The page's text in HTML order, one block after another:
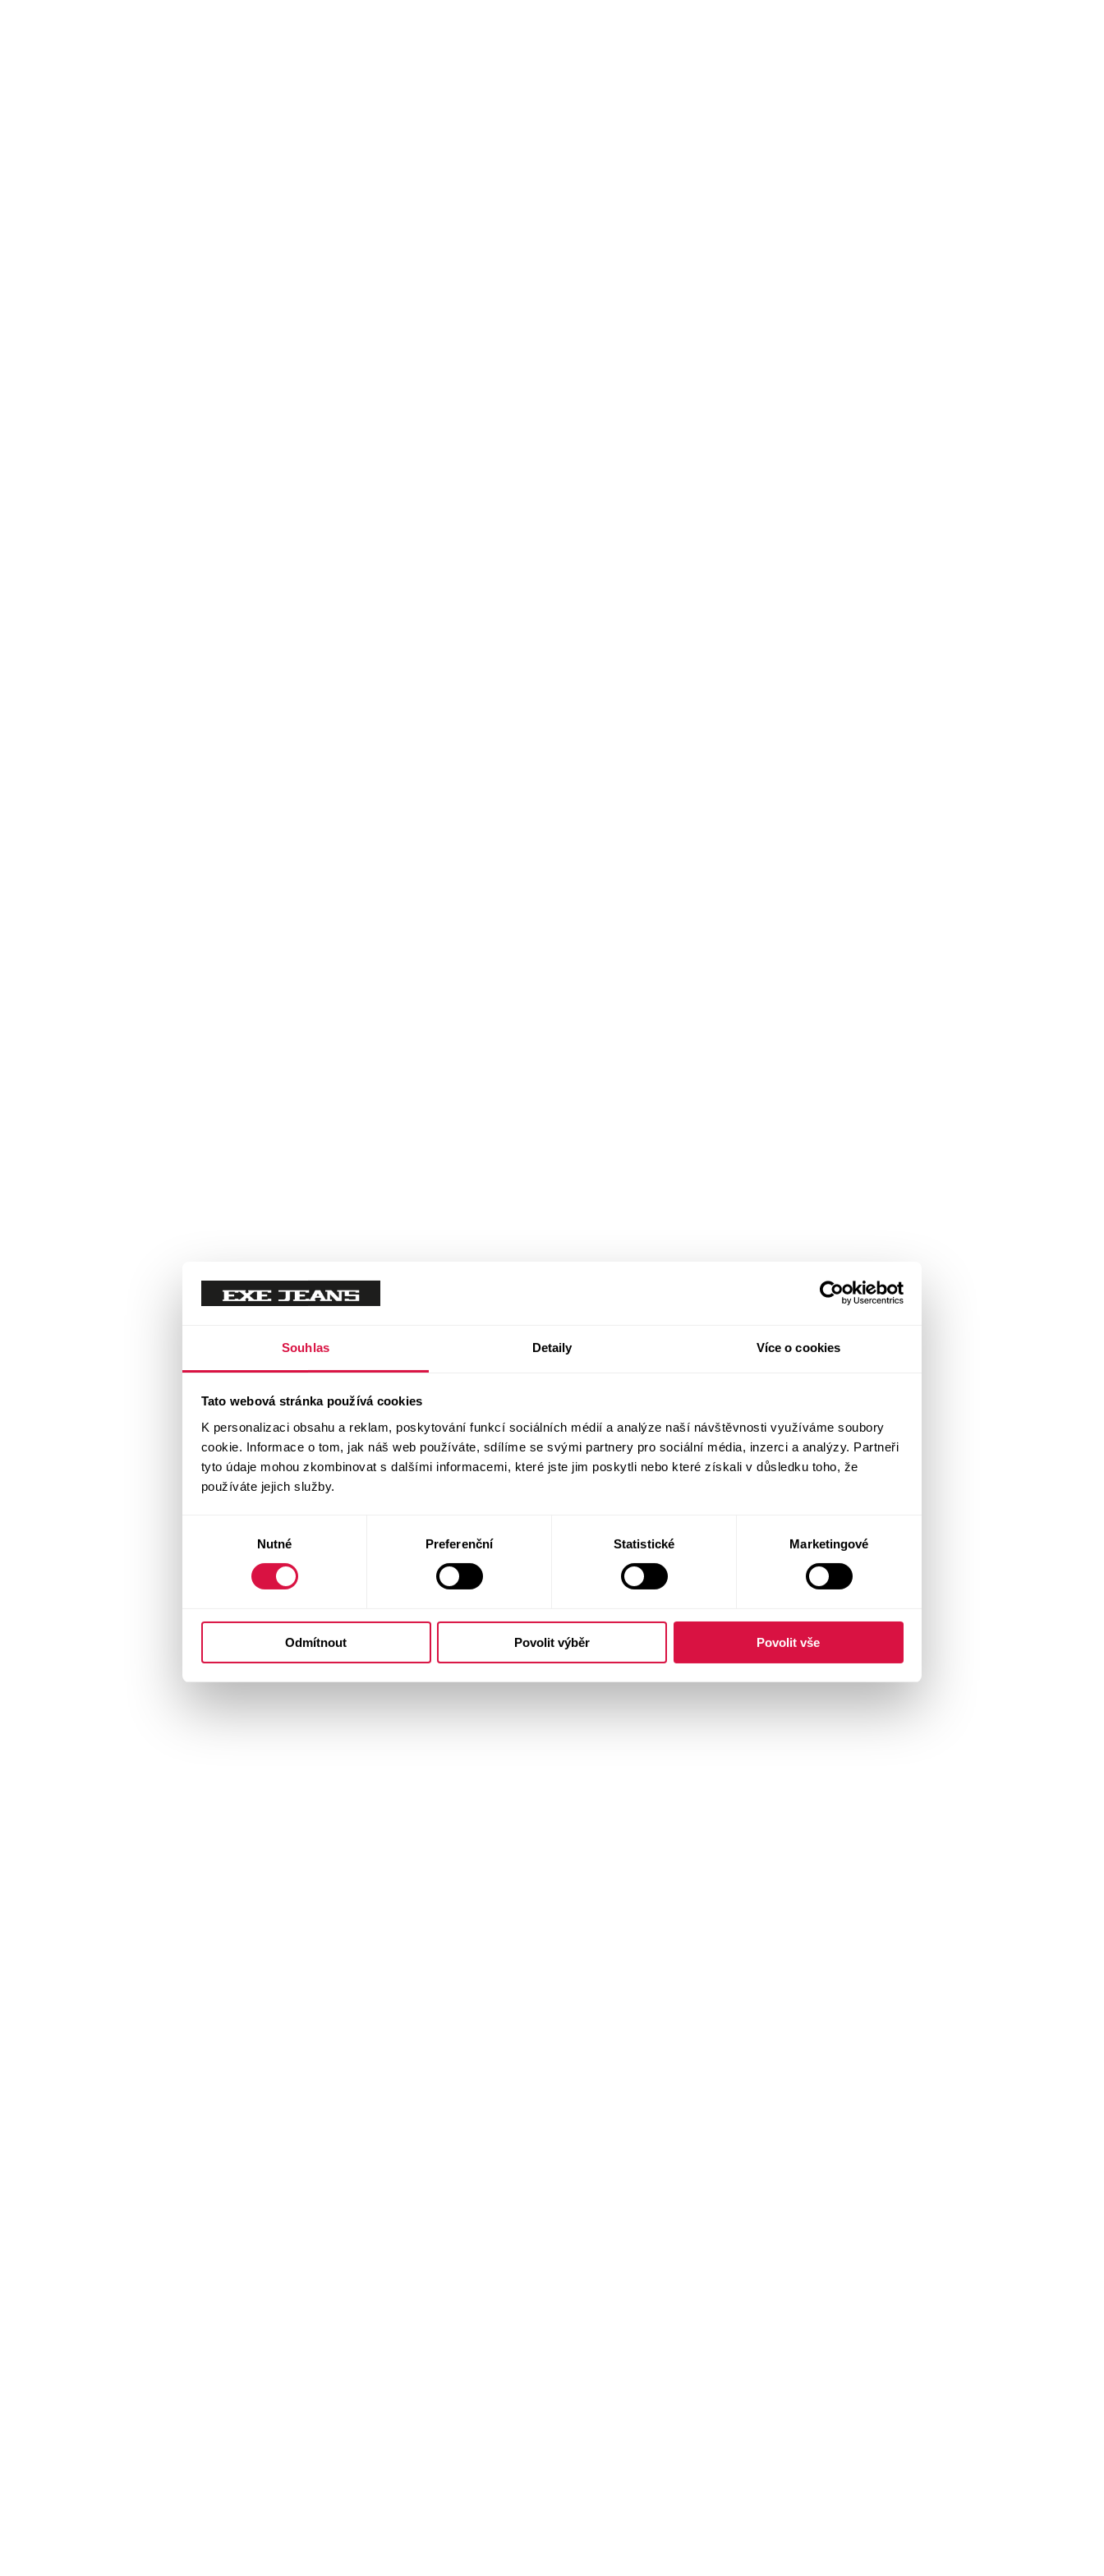
Souhlas Detaily Více o cookies
Tato webová stránka používá cookies
K personalizaci obsahu a reklam, poskytování funkcí sociálních médií a analýze naší návštěvnosti využíváme soubory
cookie. Informace o tom, jak náš web používáte, sdílíme se svými partnery pro sociální média, inzerci a analýzy. Partneři
tyto údaje mohou zkombinovat s dalšími informacemi, které jste jim poskytli nebo které získali v důsledku toho, že
používáte jejich služby.
Nutné Preferenční Statistické Marketingové
Odmítnout Povolit výběr Povolit vše